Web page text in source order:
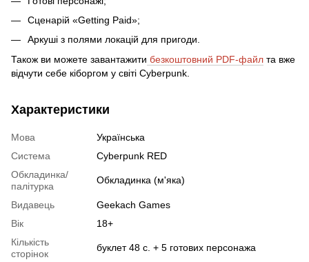
Сценарій «Getting Paid»;
Аркуші з полями локацій для пригоди.
Також ви можете завантажити безкоштовний PDF-файл та вже
відчути себе кіборгом у світі Cyberpunk.
Характеристики
Мова
Українська
Система
Cyberpunk RED
Обкладинка/
палітурка
Обкладинка (м'яка)
Видавець
Geekach Games
Вік
18+
Кількість
сторінок
буклет 48 с. + 5 готових персонажа